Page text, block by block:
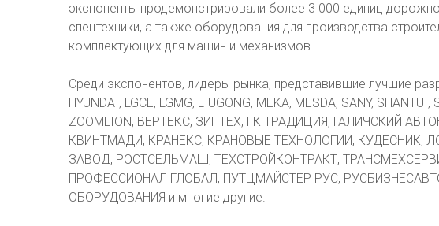
экспоненты продемонстрировали более 3 000 единиц
спецтехники, а также оборудования для производства
комплектующих для машин и механизмов.
Среди экспонентов, лидеры рынка, представившие лучшие
HYUNDAI, LGCE, LGMG, LIUGONG, MEKA, MESDA, SANY,
ZOOMLION, ВЕРТЕКС, ЗИПТЕХ, ГК ТРАДИЦИЯ, ГАЛИЧСКИЙ
КВИНТМАДИ, КРАНЕКС, КРАНОВЫЕ ТЕХНОЛОГИИ, КУДЕСНИК,
ЗАВОД, РОСТСЕЛЬМАШ, ТЕХСТРОЙКОНТРАКТ,
ПРОФЕССИОНАЛ ГЛОБАЛ, ПУТЦМАЙСТЕР РУС,
ОБОРУДОВАНИЯ и многие другие.